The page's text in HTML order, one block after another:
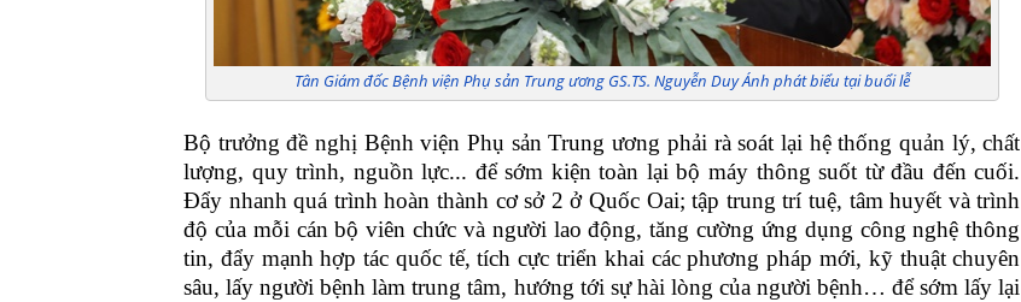
Tân Giám đốc Bệnh viện Phụ sản Trung ương GS.TS. Nguyễn Duy Ánh phát biểu tại buổi lễ
Bộ trưởng đề nghị Bệnh viện Phụ sản Trung ương phải rà soát lại hệ thống quản lý, chất
lượng, quy trình, nguồn lực... để sớm kiện toàn lại bộ máy thông suốt từ đầu đến cuối.
Đẩy nhanh quá trình hoàn thành cơ sở 2 ở Quốc Oai; tập trung trí tuệ, tâm huyết và trình
độ của mỗi cán bộ viên chức và người lao động, tăng cường ứng dụng công nghệ thông
tin, đẩy mạnh hợp tác quốc tế, tích cực triển khai các phương pháp mới, kỹ thuật chuyên
sâu, lấy người bệnh làm trung tâm, hướng tới sự hài lòng của người bệnh… để sớm lấy lại